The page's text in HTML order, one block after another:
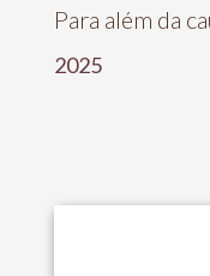
Para além da
2025